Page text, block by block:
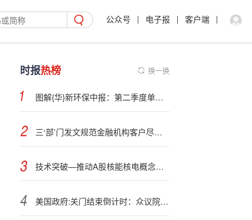
公众号 电子报 客户端
时报热榜 换一换
图解{华}新环保中报：第二季度单季净利润同比增长22.06%
三‘部’门发文规范金融机构客户尽职调查 平衡好洗钱风险防控和优化金融服务的关系
技术突破—推动A股核能核电概念持续走强
美国政府:关门结束倒计时：众议院周三晚表决临时拨款法案